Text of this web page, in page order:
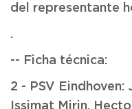
del representante
.
-- Ficha técnica:
2 - PSV
Issimat Mirin,